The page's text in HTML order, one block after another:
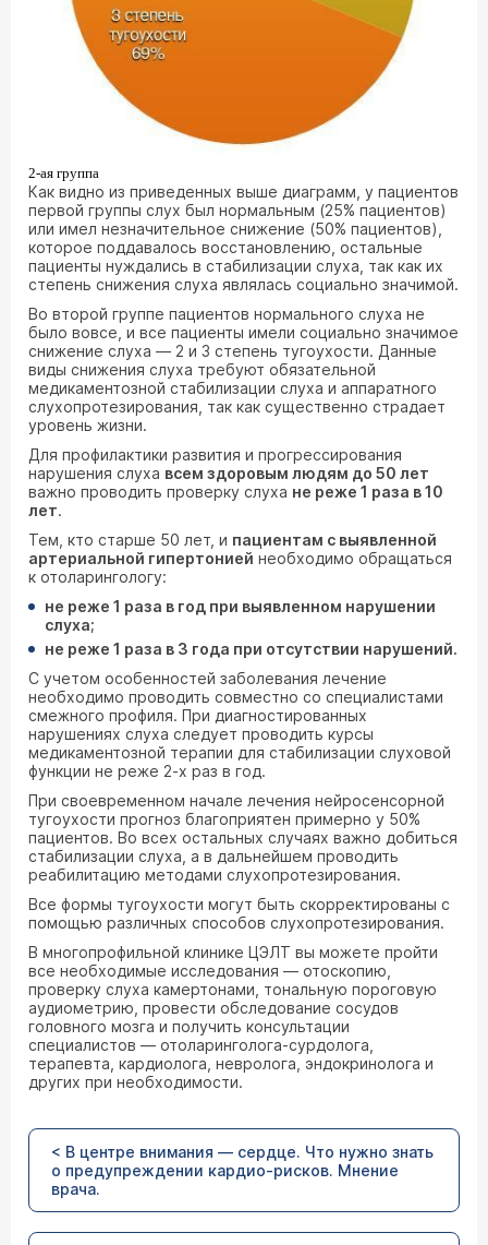
2-ая группа
Как видно из приведенных выше диаграмм, у пациентов
первой группы слух был нормальным (25% пациентов)
или имел незначительное снижение (50% пациентов),
которое поддавалось восстановлению, остальные
пациенты нуждались в стабилизации слуха, так как их
степень снижения слуха являлась социально значимой.
Во второй группе пациентов нормального слуха не
было вовсе, и все пациенты имели социально значимое
снижение слуха — 2 и 3 степень тугоухости. Данные
виды снижения слуха требуют обязательной
медикаментозной стабилизации слуха и аппаратного
слухопротезирования, так как существенно страдает
уровень жизни.
Для профилактики развития и прогрессирования
нарушения слуха всем здоровым людям до 50 лет
важно проводить проверку слуха не реже 1 раза в 10
лет.
Тем, кто старше 50 лет, и пациентам с выявленной
артериальной гипертонией необходимо обращаться
к отоларингологу:
не реже 1 раза в год при выявленном нарушении
слуха;
не реже 1 раза в 3 года при отсутствии нарушений.
С учетом особенностей заболевания лечение
необходимо проводить совместно со специалистами
смежного профиля. При диагностированных
нарушениях слуха следует проводить курсы
медикаментозной терапии для стабилизации слуховой
функции не реже 2-х раз в год.
При своевременном начале лечения нейросенсорной
тугоухости прогноз благоприятен примерно у 50%
пациентов. Во всех остальных случаях важно добиться
стабилизации слуха, а в дальнейшем проводить
реабилитацию методами слухопротезирования.
Все формы тугоухости могут быть скорректированы с
помощью различных способов слухопротезирования.
В многопрофильной клинике ЦЭЛТ вы можете пройти
все необходимые исследования — отоскопию,
проверку слуха камертонами, тональную пороговую
аудиометрию, провести обследование сосудов
головного мозга и получить консультации
специалистов — отоларинголога-сурдолога,
терапевта, кардиолога, невролога, эндокринолога и
других при необходимости.
< В центре внимания — сердце. Что нужно знать
о предупреждении кардио-рисков. Мнение
врача.